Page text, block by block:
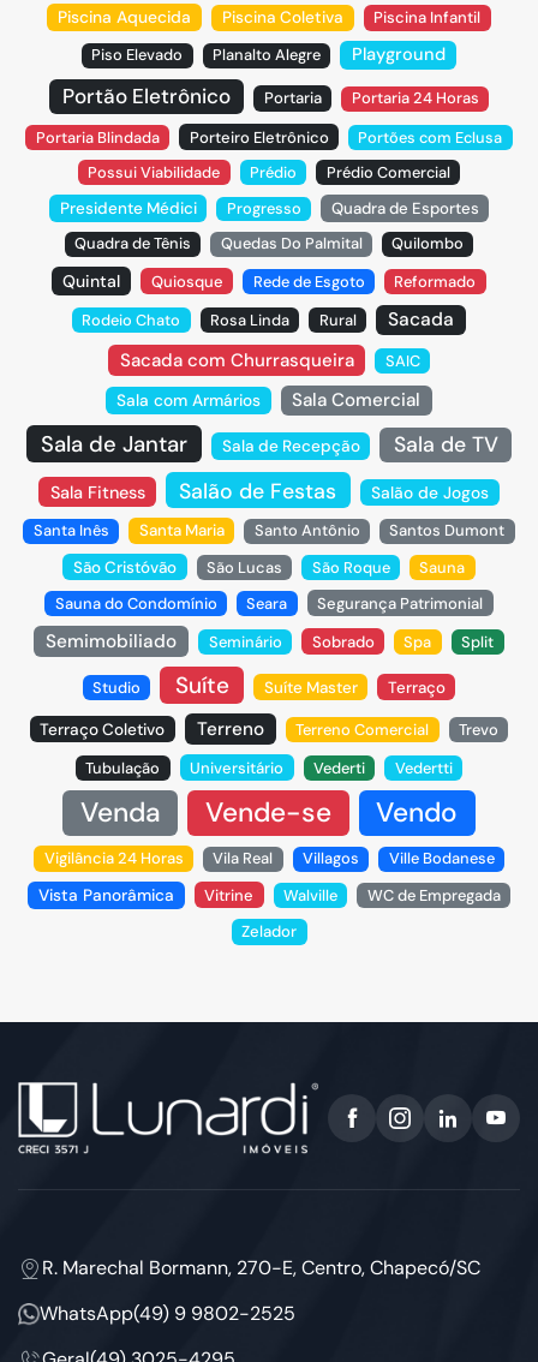
Piscina Aquecida
Piscina Coletiva
Piscina Infantil
Piso Elevado
Planalto Alegre Playground
Portão Eletrônico Portaria
Portaria 24 Horas
Portaria Blindada
Porteiro Eletrônico
Portões com Eclusa
Possui Viabilidade
Prédio
Prédio Comercial
Presidente Médici
Progresso
Quadra de Esportes
Quadra de Tênis
Quedas Do Palmital Quilombo
Quintal Quiosque Rede de Esgoto
Reformado
Rodeio Chato
Rosa Linda Rural
Sacada
Sacada com Churrasqueira
SAIC
Sala com Armários Sala Comercial
Sala de Jantar Sala de Recepção Sala de TV
Sala Fitness Salão de Festas Salão de Jogos
Santa Inês Santa Maria Santo Antônio
Santos Dumont
São Cristóvão
São Lucas São Roque
Sauna
Sauna do Condomínio
Seara Segurança Patrimonial
Semimobiliado Seminário Sobrado Spa Split
Studio Suíte Suíte Master Terraço
Terraço Coletivo Terreno Terreno Comercial
Trevo
Tubulação
Universitário Vederti Vedertti
Venda Vende-se Vendo
Vigilância 24 Horas Vila Real Villagos Ville Bodanese
Vista Panorâmica Vitrine Walville
WC de Empregada
Zelador
R. Marechal Bormann, 270-E, Centro, Chapecó/SC
WhatsApp(49) 9 9802-2525